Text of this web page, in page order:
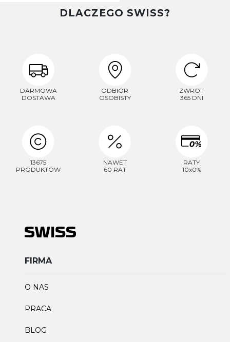
DLACZEGO SWISS?
DARMOWA
DOSTAWA
ODBIÓR
OSOBISTY
ZWROT
365 DNI
13675
PRODUKTÓW
NAWET
60 RAT
RATY
10x0%
FIRMA
O NAS
PRACA
BLOG